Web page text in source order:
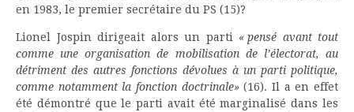
en 1983, le premier secrétaire du PS (15)?
Lionel Jospin dirigeait alors un parti « pensé avant tout
comme une organisation de mobilisation de l’électorat, au
détriment des autres fonctions dévolues à un parti politique,
comme notamment la fonction doctrinale»(16). Il a en effet
été démontré que le parti avait été marginalisé dans les